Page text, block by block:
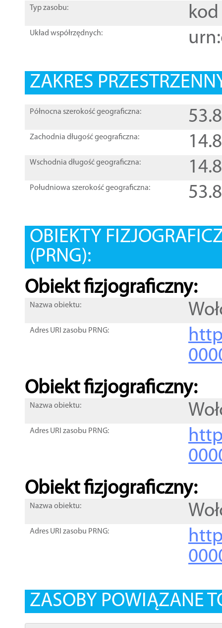
Typ zasobu: kod
Układ współrzędnych:
ZAKRES
Północna szerokość geograficzna:
Zachodnia długość geograficzna:
Wschodnia długość geograficzna:
Południowa szerokość geograficzna:
OBIEKTY
(PRNG):
Obiekt fizjograficzny:
Nazwa obiektu:
Adres URI zasobu PRNG:
Obiekt fizjograficzny:
Nazwa obiektu:
Adres URI zasobu PRNG:
Obiekt fizjograficzny:
Nazwa obiektu:
Adres URI zasobu PRNG:
ZASOBY POWIĄZANE